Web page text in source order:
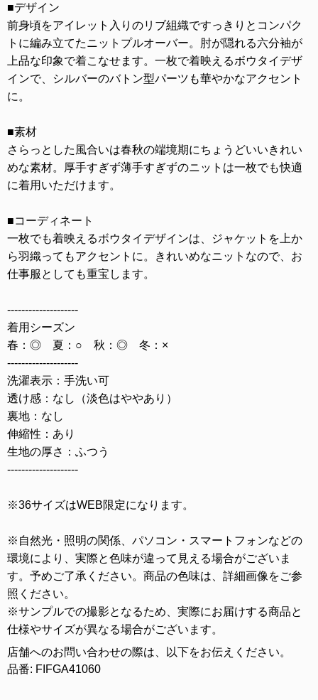
■デザイン
前身頃をアイレット入りのリブ組織ですっきりとコンパク
トに編み立てたニットプルオーバー。肘が隠れる六分袖が
上品な印象で着こなせます。一枚で着映えるボウタイデザ
インで、シルバーのバトン型パーツも華やかなアクセント
に。
■素材
さらっとした風合いは春秋の端境期にちょうどいいきれい
めな素材。厚手すぎず薄手すぎずのニットは一枚でも快適
に着用いただけます。
■コーディネート
一枚でも着映えるボウタイデザインは、ジャケットを上か
ら羽織ってもアクセントに。きれいめなニットなので、お
仕事服としても重宝します。
--------------------
着用シーズン
春：◎ 夏：○ 秋：◎ 冬：×
--------------------
洗濯表示：手洗い可
透け感：なし（淡色はややあり）
裏地：なし
伸縮性：あり
生地の厚さ：ふつう
--------------------
※36サイズはWEB限定になります。
※自然光・照明の関係、パソコン・スマートフォンなどの
環境により、実際と色味が違って見える場合がございま
す。予めご了承ください。商品の色味は、詳細画像をご参
照ください。
※サンプルでの撮影となるため、実際にお届けする商品と
仕様やサイズが異なる場合がございます。
店舗へのお問い合わせの際は、以下をお伝えください。
品番: FIFGA41060